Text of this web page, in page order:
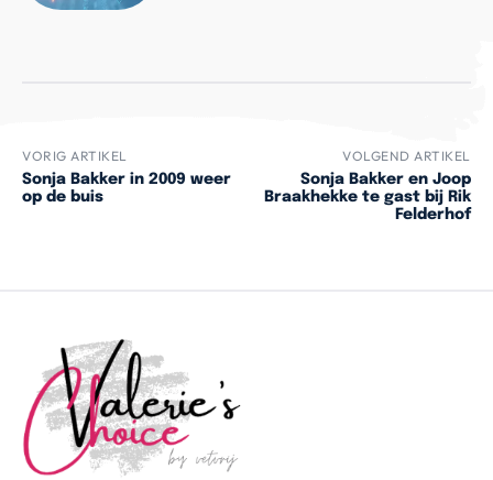
VORIG ARTIKEL
Sonja Bakker in 2009 weer
op de buis
VOLGEND ARTIKEL
Sonja Bakker en Joop
Braakhekke te gast bij Rik
Felderhof